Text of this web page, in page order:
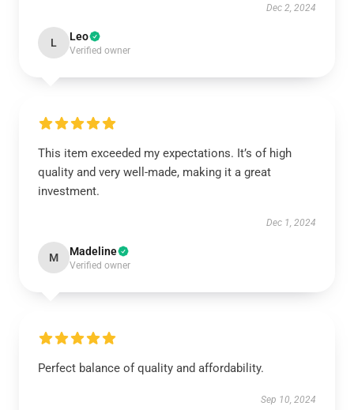
Dec 2, 2024
L Leo
Verified owner
This item exceeded my expectations. It’s of high
quality and very well-made, making it a great
investment.
Dec 1, 2024
M Madeline
Verified owner
Perfect balance of quality and affordability.
Sep 10, 2024